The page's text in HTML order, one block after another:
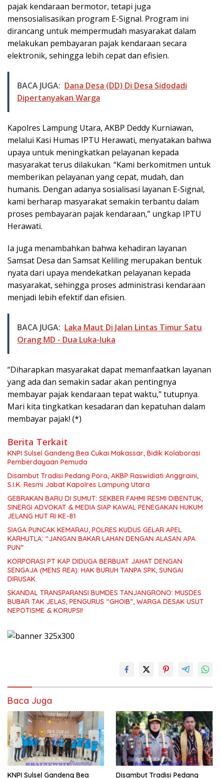
pajak kendaraan bermotor, tetapi juga
mensosialisasikan program E-Signal. Program ini
dirancang untuk mempermudah masyarakat dalam
melakukan pembayaran pajak kendaraan secara
elektronik, sehingga lebih cepat dan efisien.
BACA JUGA: Dana Desa (DD) Di Desa Sidodadi
Dipertanyakan Warga
Kapolres Lampung Utara, AKBP Deddy Kurniawan,
melalui Kasi Humas IPTU Herawati, menyatakan bahwa
upaya untuk meningkatkan pelayanan kepada
masyarakat terus dilakukan. “Kami berkomitmen untuk
memberikan pelayanan yang cepat, mudah, dan
humanis. Dengan adanya sosialisasi layanan E-Signal,
kami berharap masyarakat semakin terbantu dalam
proses pembayaran pajak kendaraan,” ungkap IPTU
Herawati.
Ia juga menambahkan bahwa kehadiran layanan
Samsat Desa dan Samsat Keliling merupakan bentuk
nyata dari upaya mendekatkan pelayanan kepada
masyarakat, sehingga proses administrasi kendaraan
menjadi lebih efektif dan efisien.
BACA JUGA: Laka Maut Di Jalan Lintas Timur Satu
Orang MD - Dua Luka-luka
“Diharapkan masyarakat dapat memanfaatkan layanan
yang ada dan semakin sadar akan pentingnya
membayar pajak kendaraan tepat waktu,” tutupnya.
Mari kita tingkatkan kesadaran dan kepatuhan dalam
membayar pajak! (*)
Berita Terkait
KNPI Sulsel Gandeng Bea Cukai Makassar, Bidik Kolaborasi
Pemberdayaan Pemuda
Disambut Tradisi Pedang Pora, AKBP Raswidiati Anggraini,
S.I.K. Resmi Jabat Kapolres Lampung Utara
GEBRAKAN BARU DI SUMUT: SEKBER FAHMI RESMI DIBENTUK,
SINERGI ADVOKAT & MEDIA SIAP KAWAL PENEGAKAN HUKUM
JELANG HUT RI KE-81
SIAGA PUNCAK KEMARAU, POLRES KUDUS GELAR APEL
KARHUTLA: “JANGAN BAKAR LAHAN DENGAN ALASAN APA
PUN”
KORPORASI PT KAP DIDUGA BERBUAT JAHAT DENGAN
SENGAJA (MENS REA): HAK BURUH TANPA SPK, SUNGAI
DIRUSAK.
SKANDAL TRANSPARANSI BUMDES TANJANGRONO: MUSDES
BUBAR TAK JELAS, PENGURUS “GHOIB”, WARGA DESAK USUT
NEPOTISME & KORUPSI!
Baca Juga
KNPI Sulsel Gandeng Bea Disambut Tradisi Pedang